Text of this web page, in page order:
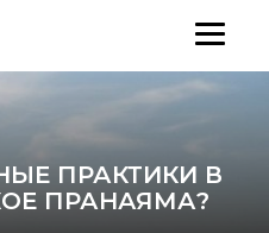
ПРАКТИКИ В
ПРАНАЯМА?